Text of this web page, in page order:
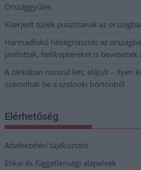
Országgyűlés
Kiterjedt tüzek pusztítanak az
Harmadfokú hőségriasztás az
javítottak, helikoptereket is bevetettek
A zárkában rosszul lett, elájult – ilyen
számoltak be a szolnoki börtönből
Elérhetőség
Adatkezelési tájékoztató
Etikai és függetlenségi alapelvek